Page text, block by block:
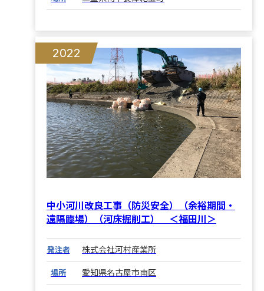
2022
中小河川改良工事（防災安全）（余裕期間・
遠隔臨場）（河床掘削工） ＜福田川＞
発注者 株式会社河村産業所
場所 愛知県名古屋市南区